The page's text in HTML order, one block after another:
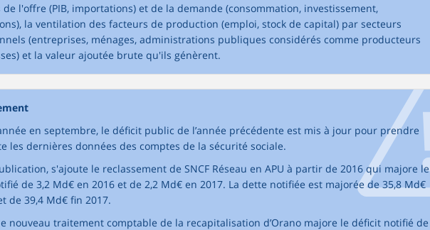
l'offre (PIB, importations) et de la demande (consommation, investissement,
la ventilation des facteurs de production (emploi, stock de capital) par secteurs
(entreprises, ménages, administrations publiques considérés comme producteurs
et la valeur ajoutée brute qu'ils génèrent.
en septembre, le déficit public de l’année précédente est mis à jour pour prendre
les dernières données des comptes de la sécurité sociale.
s'ajoute le reclassement de SNCF Réseau en APU à partir de 2016 qui majore le
de 3,2 Md€ en 2016 et de 2,2 Md€ en 2017. La dette notifiée est majorée de 35,8 Md€
de 39,4 Md€ fin 2017.
nouveau traitement comptable de la recapitalisation d’Orano majore le déficit notifié de